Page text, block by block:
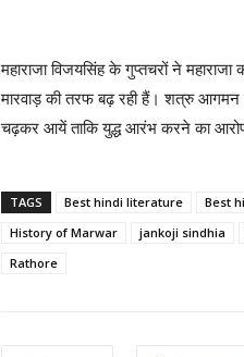
महाराजा विजयसिंह के गुप्तचरों ने
मारवाड़ की तरफ बढ़ रही हैं। शत्रु आगमन
चढ़कर आयें ताकि युद्ध आरंभ करने का
TAGS Best hindi literature Best
History of Marwar
jankoji sindhia
Rathore